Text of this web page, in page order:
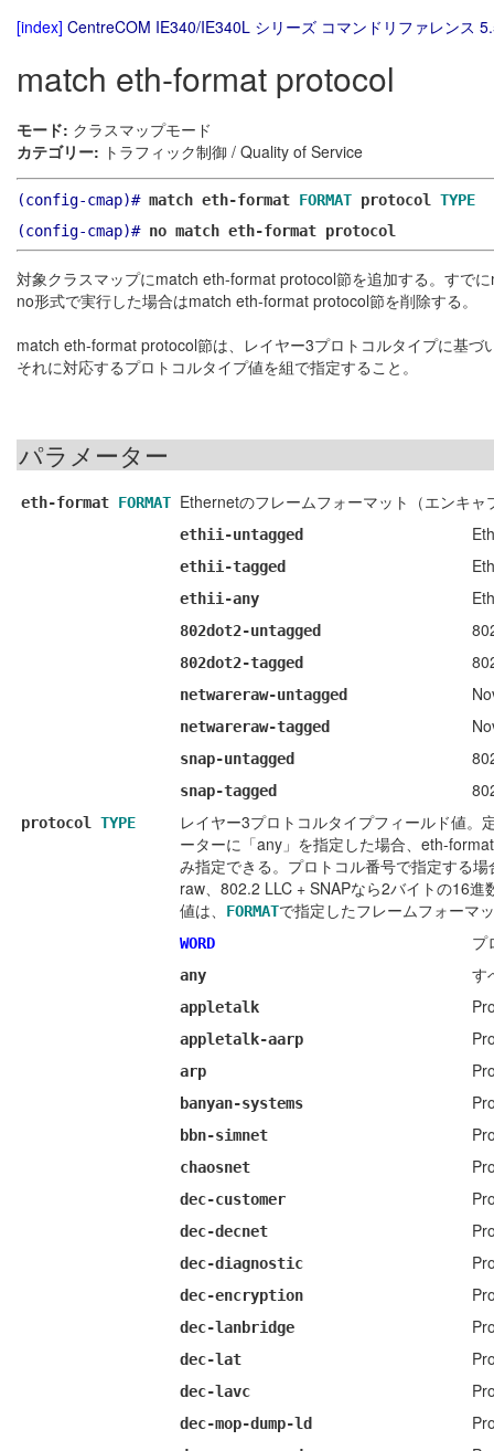
[index] CentreCOM IE340/IE340L シリーズ コマンドリファレンス
match eth-format protocol
モード: クラスマップモード
カテゴリー: トラフィック制御 / Quality of Service
(config-cmap)# match eth-format FORMAT protocol TYPE
(config-cmap)# no match eth-format protocol
対象クラスマップにmatch eth-format protocol節を追加する。すで
no形式で実行した場合はmatch eth-format protocol節を削除する。
match eth-format protocol節は、レイヤー3プロトコルタイプに基
それに対応するプロトコルタイプ値を組で指定すること。
パラメーター
eth-format FORMAT Ethernetのフレームフォーマット（エンキ
ethii-untagged
ethii-tagged
ethii-any
802dot2-untagged
802dot2-tagged
netwareraw-untagged
netwareraw-tagged
snap-untagged
snap-tagged
protocol TYPE
レイヤー3プロトコルタイプフィールド値
ーターに「any」を指定した場合、eth-
み指定できる。プロトコル番号で指定する
raw、802.2 LLC + SNAPなら2バイトの16
値は、
FORMATで指定したフレームフォーマ
WORD プ
any す
appletalk
appletalk-aarp
arp
banyan-systems
bbn-simnet
chaosnet
dec-customer
dec-decnet
dec-diagnostic
dec-encryption
dec-lanbridge
dec-lat
dec-lavc
dec-mop-dump-ld